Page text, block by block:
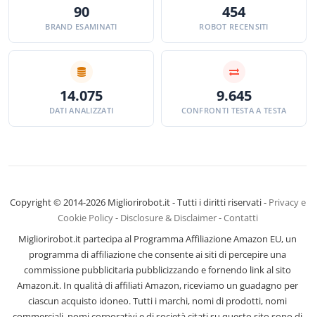
90
BRAND ESAMINATI
454
ROBOT RECENSITI
14.075
DATI ANALIZZATI
9.645
CONFRONTI TESTA A TESTA
Copyright © 2014-2026 Migliorirobot.it - Tutti i diritti riservati - Privacy e
Cookie Policy- Disclosure & Disclaimer-Contatti
Migliorirobot.it partecipa al Programma Affiliazione Amazon EU, un
programma di affiliazione che consente ai siti di percepire una
commissione pubblicitaria pubblicizzando e fornendo link al sito
Amazon.it. In qualità di affiliati Amazon, riceviamo un guadagno per
ciascun acquisto idoneo. Tutti i marchi, nomi di prodotti, nomi